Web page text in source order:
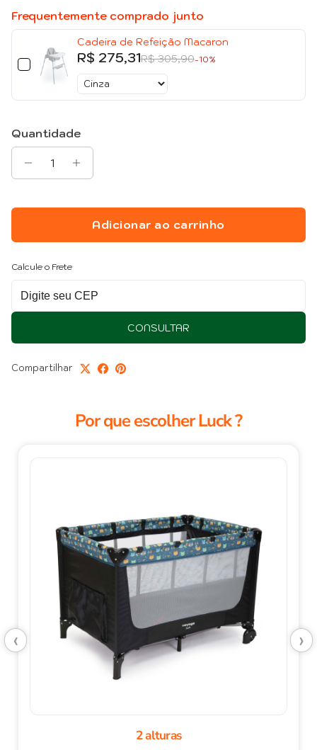
Frequentemente comprado junto
Cadeira de Refeição Macaron
R$ 275,31R$ 305,90-10%
Quantidade
Adicionar ao carrinho
Calcule o Frete
CONSULTAR
Compartilhar
Por que escolher Luck ?
2 alturas
‹ ›